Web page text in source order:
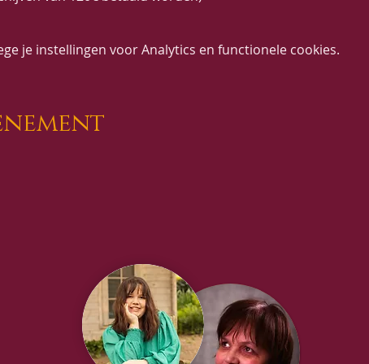
je instellingen voor Analytics en functionele cookies.